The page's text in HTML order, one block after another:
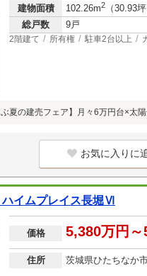
建物面積
102.26m2 （30.93坪
総戸数
9戸
2階建て 所有権 駐車2台以上
ぶ夏の建売フェア】月々6万円台×太
お気に入りに
ハイムプレイス長堀Ⅵ
価格 5,380万円～
住所 茨城県ひたちなか